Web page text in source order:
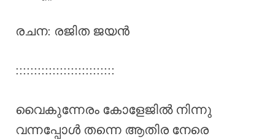
രചന: രജിത ജയൻ
:::::::::::::::::::::::::::
വൈകുന്നേരം കോളേജിൽ നിന്നു
വന്നപ്പോൾ തന്നെ ആതിര നേരെ